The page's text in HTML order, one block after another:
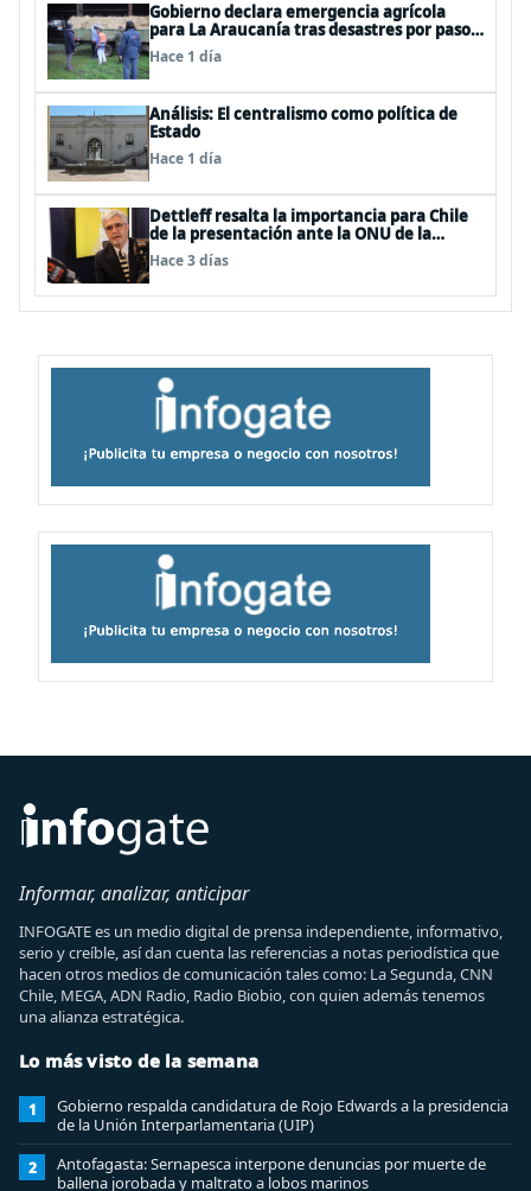
Gobierno declara emergencia agrícola
para La Araucanía tras desastres por pasos
de sistemas frontales
Hace 1 día
Análisis: El centralismo como política de
Estado
Hace 1 día
Dettleff resalta la importancia para Chile
de la presentación ante la ONU de la
Plataforma Continental Extendida del
Archipiélago Juan Fernández
Hace 3 días
Informar, analizar, anticipar
INFOGATE es un medio digital de prensa independiente, informativo,
serio y creíble, así dan cuenta las referencias a notas periodística que
hacen otros medios de comunicación tales como: La Segunda, CNN
Chile, MEGA, ADN Radio, Radio Biobio, con quien además tenemos
una alianza estratégica.
Lo más visto de la semana
1
Gobierno respalda candidatura de Rojo Edwards a la presidencia
de la Unión Interparlamentaria (UIP)
2
Antofagasta: Sernapesca interpone denuncias por muerte de
ballena jorobada y maltrato a lobos marinos